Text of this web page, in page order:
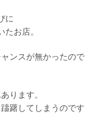
に
お店。
ンスが無かったので
ります。
躇してしまうのです